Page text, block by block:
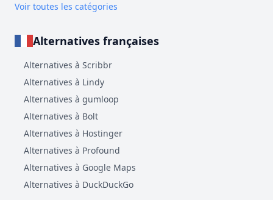
Voir toutes les catégories
Alternatives françaises
Alternatives à Scribbr
Alternatives à Lindy
Alternatives à gumloop
Alternatives à Bolt
Alternatives à Hostinger
Alternatives à Profound
Alternatives à Google Maps
Alternatives à DuckDuckGo